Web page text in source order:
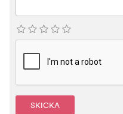
SKICKA